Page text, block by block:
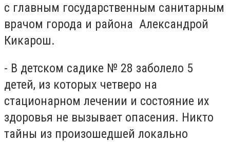
с главным государственным санитарным
врачом города и района Александрой
Кикарош.
- В детском садике № 28 заболело 5
детей, из которых четверо на
стационарном лечении и состояние их
здоровья не вызывает опасения. Никто
тайны из произошедшей локально